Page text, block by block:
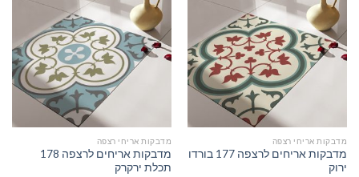
מדבקות אריחי רצפה
מדבקות אריחים לרצפה 177 בורדו
ירוק
מדבקות אריחי רצפה
מדבקות אריחים לרצפה 178
תכלת ירקרק